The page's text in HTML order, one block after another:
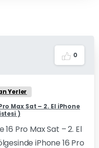
0
Yerler
Max Sat – 2. El iPhone
)
Pro Max Sat – 2. El
iPhone 16 Pro